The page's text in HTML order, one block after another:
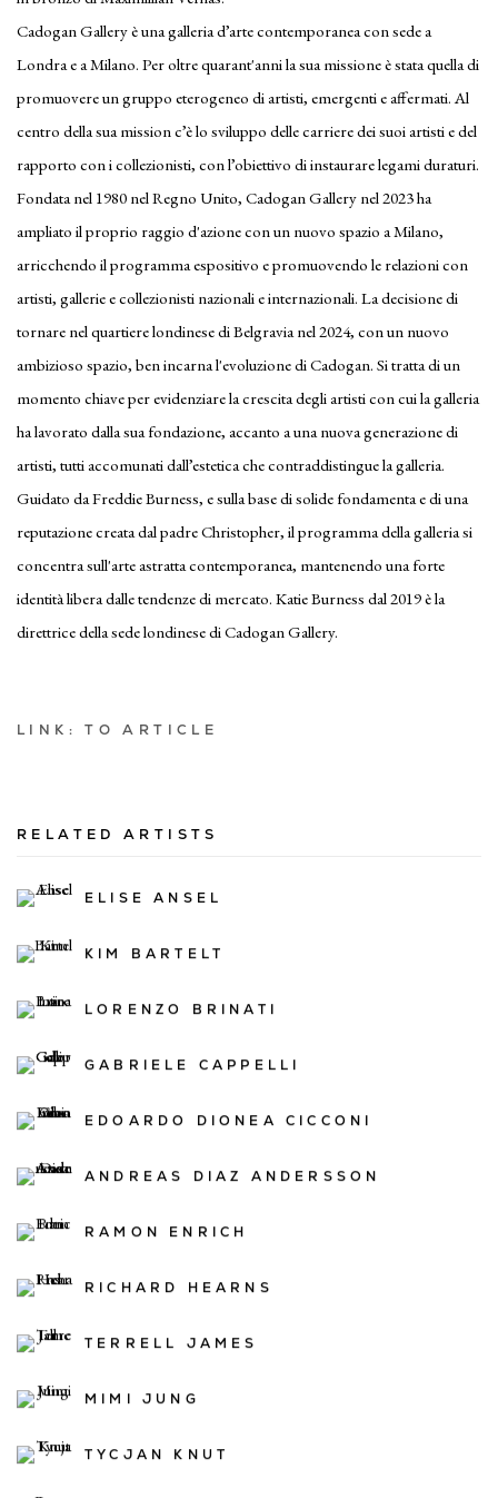
Cadogan Gallery è una galleria d’arte contemporanea con sede a
Londra e a Milano. Per oltre quarant'anni la sua missione è stata quella di
promuovere un gruppo eterogeneo di artisti, emergenti e affermati. Al
centro della sua mission c’è lo sviluppo delle carriere dei suoi artisti e del
rapporto con i collezionisti, con l’obiettivo di instaurare legami duraturi.
Fondata nel 1980 nel Regno Unito, Cadogan Gallery nel 2023 ha
ampliato il proprio raggio d'azione con un nuovo spazio a Milano,
arricchendo il programma espositivo e promuovendo le relazioni con
artisti, gallerie e collezionisti nazionali e internazionali. La decisione di
tornare nel quartiere londinese di Belgravia nel 2024, con un nuovo
ambizioso spazio, ben incarna l'evoluzione di Cadogan. Si tratta di un
momento chiave per evidenziare la crescita degli artisti con cui la galleria
ha lavorato dalla sua fondazione, accanto a una nuova generazione di
artisti, tutti accomunati dall’estetica che contraddistingue la galleria.
Guidato da Freddie Burness, e sulla base di solide fondamenta e di una
reputazione creata dal padre Christopher, il programma della galleria si
concentra sull'arte astratta contemporanea, mantenendo una forte
identità libera dalle tendenze di mercato. Katie Burness dal 2019 è la
direttrice della sede londinese di Cadogan Gallery.
LINK: TO ARTICLE
RELATED ARTISTS
ELISE ANSEL
KIM BARTELT
LORENZO BRINATI
GABRIELE CAPPELLI
EDOARDO DIONEA CICCONI
ANDREAS DIAZ ANDERSSON
RAMON ENRICH
RICHARD HEARNS
TERRELL JAMES
MIMI JUNG
TYCJAN KNUT